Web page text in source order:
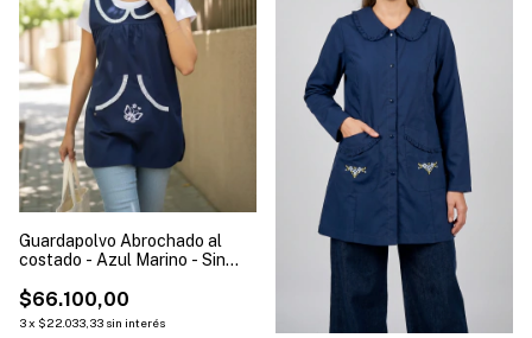
Guardapolvo Abrochado al
costado - Azul Marino - Sin
$66.100,00
3x $22.033,33 sin interés